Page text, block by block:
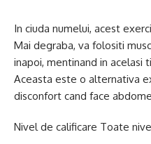
In ciuda numelui, acest
Mai degraba, va folositi
inapoi, mentinand in acelasi
Aceasta este o alternativa
disconfort cand face
Nivel de calificare Toate